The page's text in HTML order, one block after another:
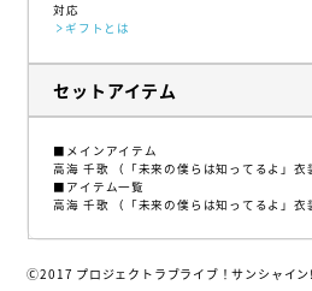
対応
ギフトとは
セットアイテム
■メインアイテム
高海 千歌 （「未来の僕らは知ってるよ」衣
■アイテム一覧
高海 千歌 （「未来の僕らは知ってるよ」衣
Ⓒ2017 プロジェクトラブライブ！サンシャイ